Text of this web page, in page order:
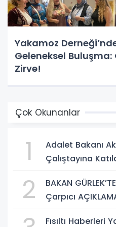
Yakamoz
Geleneksel Buluşma:
Zirve!
Çok Okunanlar
1
Adalet Bakanı
Çalıştayına
2
BAKAN
Çarpıcı
Fısıltı Haberleri